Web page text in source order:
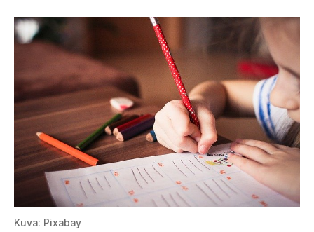
Kuva: Pixabay